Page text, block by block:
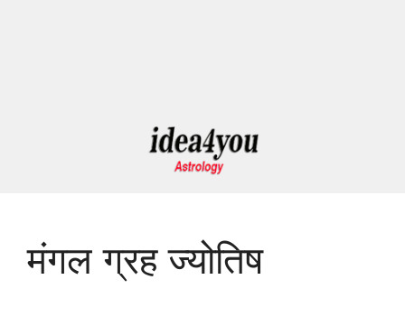
मंगल ग्रह ज्योतिष